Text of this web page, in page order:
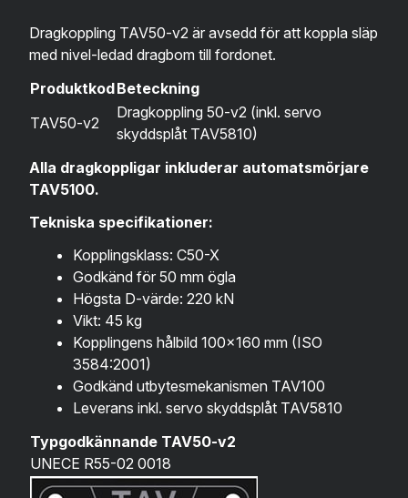
Dragkoppling TAV50-v2 är avsedd för att koppla släp
med nivel-ledad dragbom till fordonet.
ProduktkodBeteckning
TAV50-v2
Dragkoppling 50-v2 (inkl. servo
skyddsplåt TAV5810)
Alla dragkoppligar inkluderar automatsmörjare
TAV5100.
Tekniska specifikationer:
Kopplingsklass: C50-X
Godkänd för 50 mm ögla
Högsta D-värde: 220 kN
Vikt: 45 kg
Kopplingens hålbild 100×160 mm (ISO
3584:2001)
Godkänd utbytesmekanismen TAV100
Leverans inkl. servo skyddsplåt TAV5810
Typgodkännande TAV50-v2
UNECE R55-02 0018